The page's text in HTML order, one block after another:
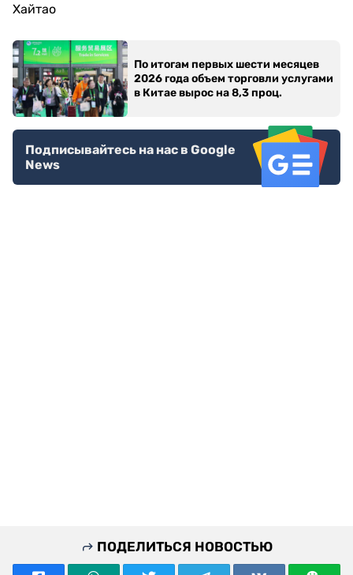
Хайтао
По итогам первых шести месяцев
2026 года объем торговли услугами
в Китае вырос на 8,3 проц.
Подписывайтесь на нас в Google
News
ПОДЕЛИТЬСЯ НОВОСТЬЮ